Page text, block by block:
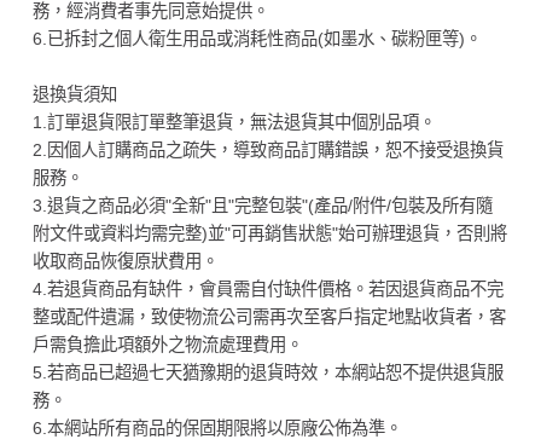
務，經消費者事先同意始提供。
6.已拆封之個人衛生用品或消耗性商品(如墨水、碳粉匣等)。
退換貨須知
1.訂單退貨限訂單整筆退貨，無法退貨其中個別品項。
2.因個人訂購商品之疏失，導致商品訂購錯誤，恕不接受退換貨
服務。
3.退貨之商品必須"全新"且"完整包裝"(產品/附件/包裝及所有隨
附文件或資料均需完整)並"可再銷售狀態"始可辦理退貨，否則將
收取商品恢復原狀費用。
4.若退貨商品有缺件，會員需自付缺件價格。若因退貨商品不完
整或配件遺漏，致使物流公司需再次至客戶指定地點收貨者，客
戶需負擔此項額外之物流處理費用。
5.若商品已超過七天猶豫期的退貨時效，本網站恕不提供退貨服
務。
6.本網站所有商品的保固期限將以原廠公佈為準。